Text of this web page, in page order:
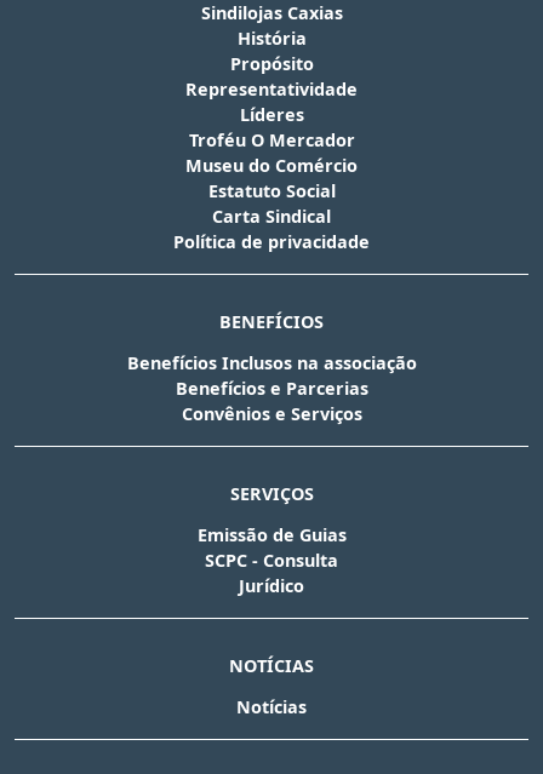
Sindilojas Caxias
História
Propósito
Representatividade
Líderes
Troféu O Mercador
Museu do Comércio
Estatuto Social
Carta Sindical
Política de privacidade
BENEFÍCIOS
Benefícios Inclusos na associação
Benefícios e Parcerias
Convênios e Serviços
SERVIÇOS
Emissão de Guias
SCPC - Consulta
Jurídico
NOTÍCIAS
Notícias